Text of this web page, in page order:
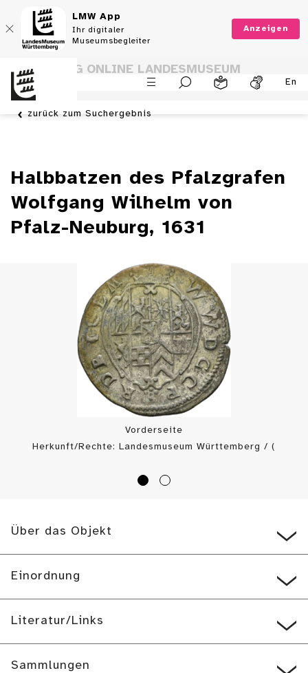
LMW App
Ihr digitaler
Museumsbegleiter
Anzeigen
En
SAMMLUNG ONLINE LANDESMUSEUM
WÜRTTEMBERG
zurück zum Suchergebnis
Halbbatzen des Pfalzgrafen
Wolfgang Wilhelm von
Pfalz-Neuburg, 1631
Vorderseite
Herkunft/Rechte: Landesmuseum Württemberg / (
Über das Objekt
Einordnung
Literatur/Links
Sammlungen